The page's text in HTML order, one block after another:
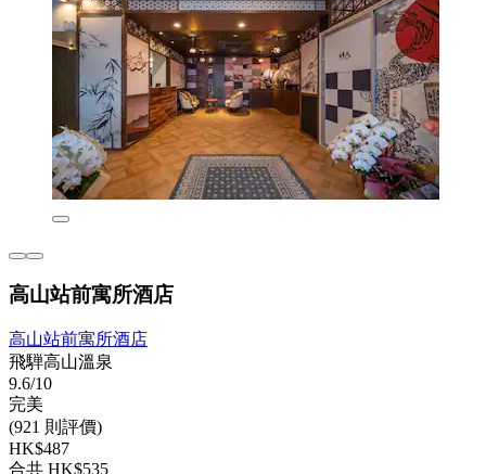
高山站前寓所酒店
高山站前寓所酒店
飛騨高山溫泉
9.6/10
完美
(921 則評價)
HK$487
合共 HK$535